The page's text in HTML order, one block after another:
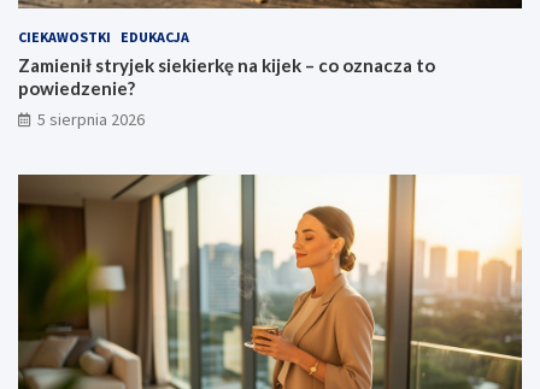
CIEKAWOSTKI EDUKACJA
Zamienił stryjek siekierkę na kijek – co oznacza to
powiedzenie?
5 sierpnia 2026